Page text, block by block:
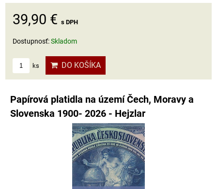
39,90 € s DPH
Dostupnosť:Skladom
ks DO KOŠÍKA
Papírová platidla na území Čech, Moravy a
Slovenska 1900- 2026 - Hejzlar